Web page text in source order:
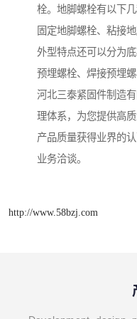
栓。地脚螺栓有以下
固定地脚螺栓、粘接
外型特点还可以分为
预埋螺栓、焊接预埋
河北三泰紧固件制造
理体系，为您提供高
产品质量获得业界的
业务洽谈。
http://www.58bzj.com